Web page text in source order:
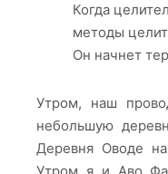
Когда
методы
Он начнет
Утром, наш
небольшую
Деревня Оводе